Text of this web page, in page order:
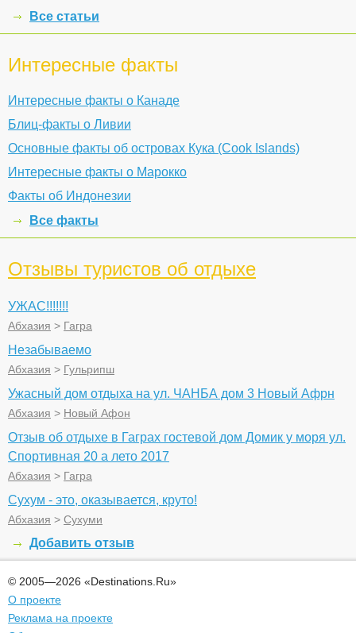
Все статьи
Интересные факты
Интересные факты о Канаде
Блиц-факты о Ливии
Основные факты об островах Кука (Cook Islands)
Интересные факты о Марокко
Факты об Индонезии
Все факты
Отзывы туристов об отдыхе
УЖАС!!!!!!!
Абхазия > Гагра
Незабываемо
Абхазия > Гульрипш
Ужасный дом отдыха на ул. ЧАНБА дом 3 Новый Афрн
Абхазия > Новый Афон
Отзыв об отдыхе в Гаграх гостевой дом Домик у моря ул.
Спортивная 20 а лето 2017
Абхазия > Гагра
Сухум - это, оказывается, круто!
Абхазия > Сухуми
Добавить отзыв
© 2005—2026 «Destinations.Ru»
О проекте
Реклама на проекте